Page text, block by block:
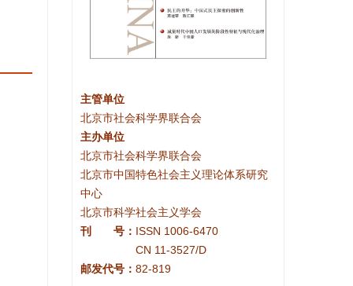
82-819